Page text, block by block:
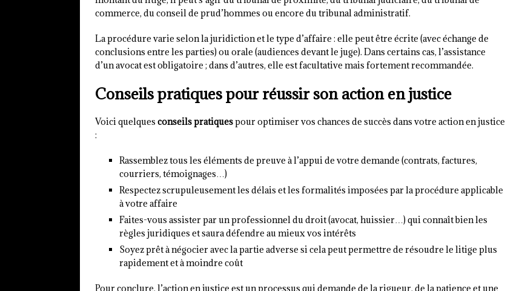
commerce, du conseil de prud’hommes ou encore du tribunal administratif.
La procédure varie selon la juridiction et le type d’affaire : elle peut être écrite (avec échange de
conclusions entre les parties) ou orale (audiences devant le juge). Dans certains cas, l’assistance
d’un avocat est obligatoire ; dans d’autres, elle est facultative mais fortement recommandée.
Conseils pratiques pour réussir son action en justice
Voici quelques conseils pratiquespour optimiser vos chances de succès dans votre action en justice
:
Rassemblez tous les éléments de preuve à l’appui de votre demande (contrats, factures,
courriers, témoignages…)
Respectez scrupuleusement les délais et les formalités imposées par la procédure applicable
à votre affaire
Faites-vous assister par un professionnel du droit (avocat, huissier…) qui connaît bien les
règles juridiques et saura défendre au mieux vos intérêts
Soyez prêt à négocier avec la partie adverse si cela peut permettre de résoudre le litige plus
rapidement et à moindre coût
Pour conclure, l’action en justice est un processus qui demande de la rigueur, de la patience et une